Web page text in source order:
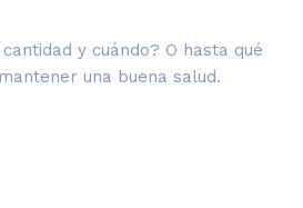
y cuándo? O hasta qué
una buena salud.